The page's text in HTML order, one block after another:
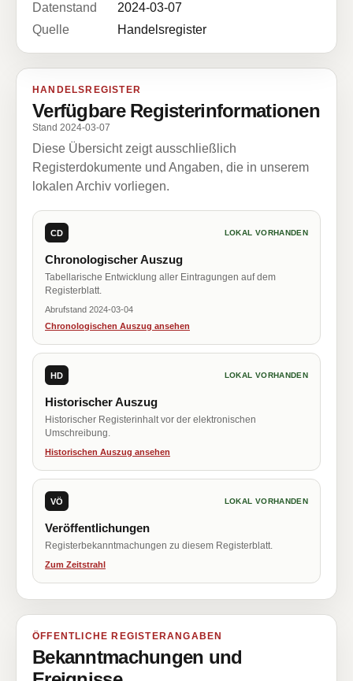
Datenstand
2024-03-07
Quelle
Handelsregister
HANDELSREGISTER
Verfügbare Registerinformationen
Stand 2024-03-07
Diese Übersicht zeigt ausschließlich
Registerdokumente und Angaben, die in unserem
lokalen Archiv vorliegen.
CD LOKAL VORHANDEN
Chronologischer Auszug
Tabellarische Entwicklung aller Eintragungen auf dem
Registerblatt.
Abrufstand 2024-03-04
Chronologischen Auszug ansehen
HD LOKAL VORHANDEN
Historischer Auszug
Historischer Registerinhalt vor der elektronischen
Umschreibung.
Historischen Auszug ansehen
VÖ LOKAL VORHANDEN
Veröffentlichungen
Registerbekanntmachungen zu diesem Registerblatt.
Zum Zeitstrahl
ÖFFENTLICHE REGISTERANGABEN
Bekanntmachungen und